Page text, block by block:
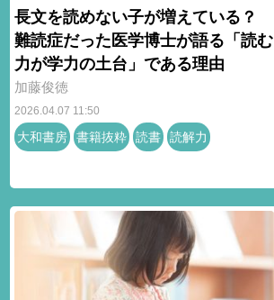
長文を読めない子が増えている？
難読症だった医学博士が語る「読む
力が学力の土台」である理由
加藤俊徳
2026.04.07 11:50
大和書房 書籍抜粋 読書 読解力